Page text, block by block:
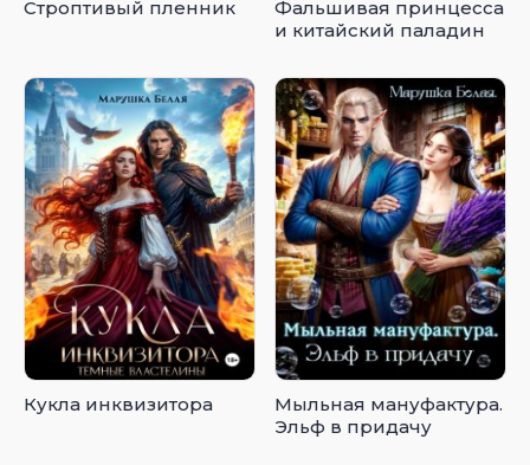
Строптивый пленник
Фальшивая принцесса
и китайский паладин
Кукла инквизитора
Мыльная мануфактура.
Эльф в придачу